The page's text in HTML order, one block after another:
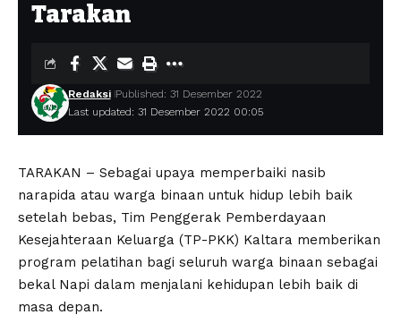
Tarakan
Last updated: 31 Desember 2022 00:05
Redaksi Published: 31 Desember 2022
TARAKAN – Sebagai upaya memperbaiki nasib
narapida atau warga binaan untuk hidup lebih baik
setelah bebas, Tim Penggerak Pemberdayaan
Kesejahteraan Keluarga (TP-PKK) Kaltara memberikan
program pelatihan bagi seluruh warga binaan sebagai
bekal Napi dalam menjalani kehidupan lebih baik di
masa depan.